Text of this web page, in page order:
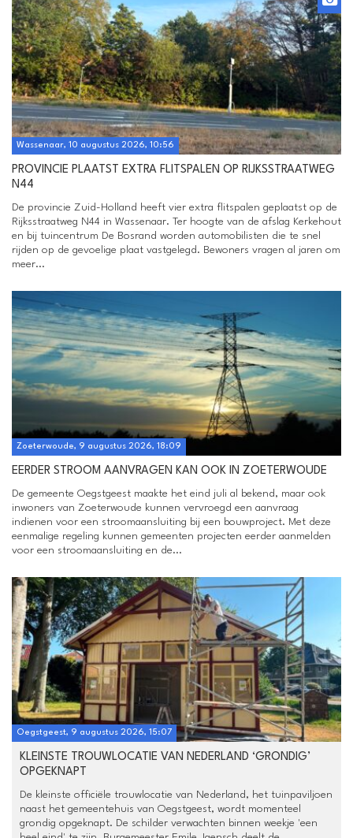
Wassenaar, 10 augustus 2026, 10:56
PROVINCIE PLAATST EXTRA FLITSPALEN OP RIJKSSTRAATWEG
N44
De provincie Zuid-Holland heeft vier extra flitspalen geplaatst op de
Rijksstraatweg N44 in Wassenaar. Ter hoogte van de afslag Kerkehout
en bij tuincentrum De Bosrand worden automobilisten die te snel
rijden op de gevoelige plaat vastgelegd. Bewoners vragen al jaren om
meer...
Zoeterwoude, 9 augustus 2026, 18:09
EERDER STROOM AANVRAGEN KAN OOK IN ZOETERWOUDE
De gemeente Oegstgeest maakte het eind juli al bekend, maar ook
inwoners van Zoeterwoude kunnen vervroegd een aanvraag
indienen voor een stroomaansluiting bij een bouwproject. Met deze
eenmalige regeling kunnen gemeenten projecten eerder aanmelden
voor een stroomaansluiting en de...
Oegstgeest, 9 augustus 2026, 15:07
KLEINSTE TROUWLOCATIE VAN NEDERLAND ‘GRONDIG’
OPGEKNAPT
De kleinste officiële trouwlocatie van Nederland, het tuinpaviljoen
naast het gemeentehuis van Oegstgeest, wordt momenteel
grondig opgeknapt. De schilder verwachten binnen weekje 'een